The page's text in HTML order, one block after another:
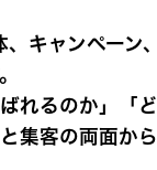
キャンペーン
ばれるのか」「
集客の両面か